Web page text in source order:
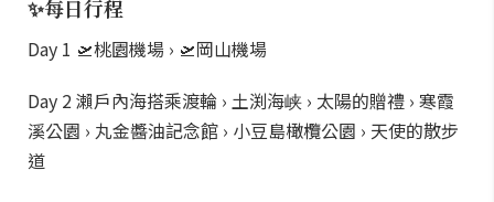
✨每日行程
Day 1 🛫桃園機場 › 🛫岡山機場
Day 2 瀨戶內海搭乘渡輪 › 土渕海峡 › 太陽的贈禮 › 寒霞
溪公園 › 丸金醬油記念館 › 小豆島橄欖公園 › 天使的散步
道